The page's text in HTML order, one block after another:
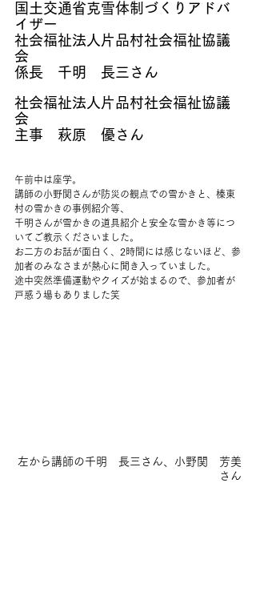
国土交通省克雪体制づくりアドバ
イザー
社会福祉法人片品村社会福祉協議
会
係長　千明　長三さん
社会福祉法人片品村社会福祉協議
会
主事　萩原　優さん
午前中は座学。
講師の小野関さんが防災の観点での雪かきと、榛東
村の雪かきの事例紹介等、
千明さんが雪かきの道具紹介と安全な雪かき等につ
いてご教示くださいました。
お二方のお話が面白く、2時間には感じないほど、参
加者のみなさまが熱心に聞き入っていました。
途中突然準備運動やクイズが始まるので、参加者が
戸惑う場もありました笑
左から講師の千明　長三さん、小野関　芳美
さん